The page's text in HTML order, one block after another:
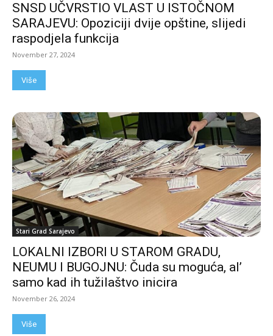
SNSD UČVRSTIO VLAST U ISTOČNOM
SARAJEVU: Opoziciji dvije opštine, slijedi
raspodjela funkcija
November 27, 2024
Više
Stari Grad Sarajevo
LOKALNI IZBORI U STAROM GRADU,
NEUMU I BUGOJNU: Čuda su moguća, al’
samo kad ih tužilaštvo inicira
November 26, 2024
Više